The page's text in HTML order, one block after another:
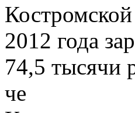
2012 года
74,5 тысячи
че